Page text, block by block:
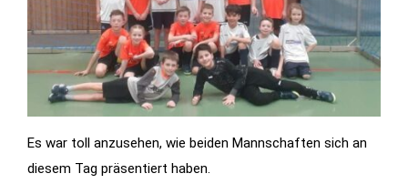
Es war toll anzusehen, wie beiden Mannschaften sich an
diesem Tag präsentiert haben.
verbessern
der Website.
Funktionen
Wird für
manche
Features der